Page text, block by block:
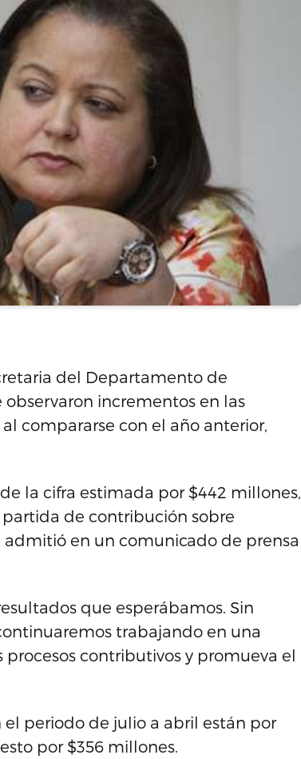
del Departamento de
observaron incrementos en las
compararse con el año anterior,
la cifra estimada por $442 millones,
de contribución sobre
admitió en un comunicado de prensa
que esperábamos. Sin
trabajando en una
contributivos y promueva el
el periodo de julio a abril están por
por $356 millones.